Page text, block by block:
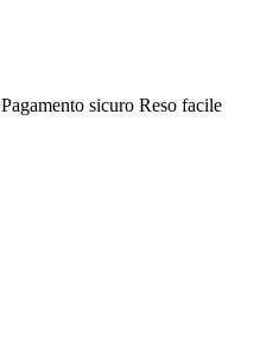
Pagamento sicuro Reso facile